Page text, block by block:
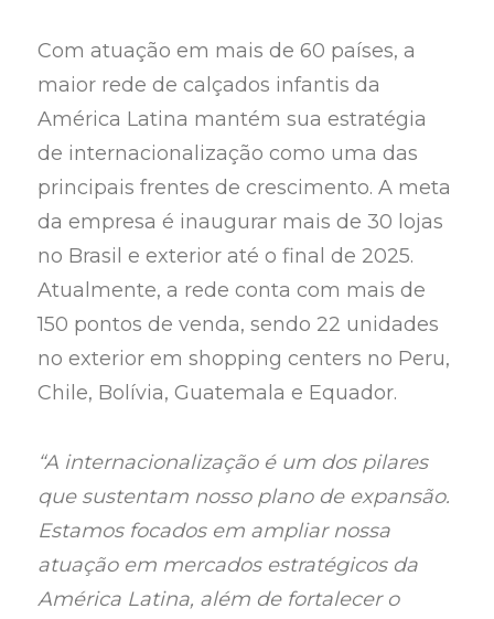
Com atuação em mais de 60 países, a
maior rede de calçados infantis da
América Latina mantém sua estratégia
de internacionalização como uma das
principais frentes de crescimento. A meta
da empresa é inaugurar mais de 30 lojas
no Brasil e exterior até o final de 2025.
Atualmente, a rede conta com mais de
150 pontos de venda, sendo 22 unidades
no exterior em shopping centers no Peru,
Chile, Bolívia, Guatemala e Equador.
“A internacionalização é um dos pilares
que sustentam nosso plano de expansão.
Estamos focados em ampliar nossa
atuação em mercados estratégicos da
América Latina, além de fortalecer o